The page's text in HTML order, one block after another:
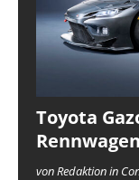
Toyota
von Redaktion in